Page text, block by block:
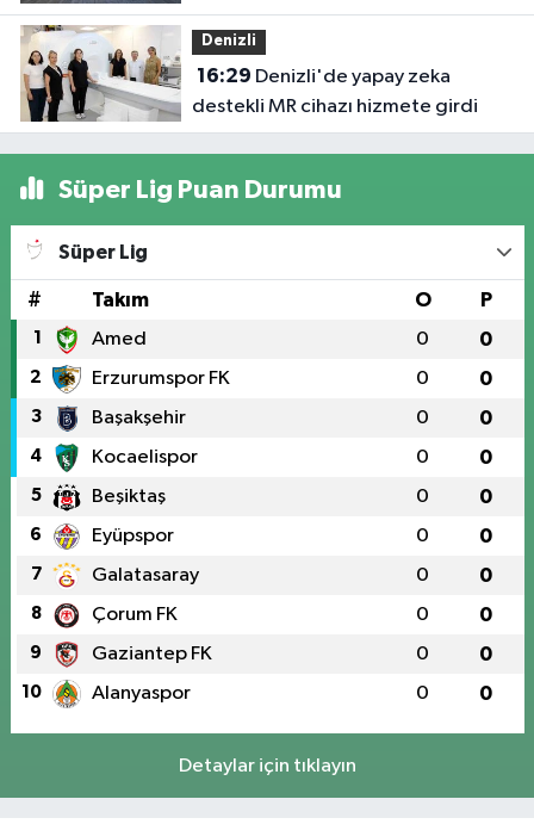
yer tahsis etti
Denizli
16:29
destekli MR cihazı hizmete girdi
Süper Lig Puan Durumu
Süper Lig
# Takım O P
1 Amed 0 0
2 Erzurumspor FK 0 0
3 Başakşehir 0 0
4 Kocaelispor 0 0
5 Beşiktaş 0 0
6 Eyüpspor 0 0
7 Galatasaray 0 0
8 Çorum FK 0 0
9 Gaziantep FK 0 0
10 Alanyaspor 0 0
Detaylar için tıklayın